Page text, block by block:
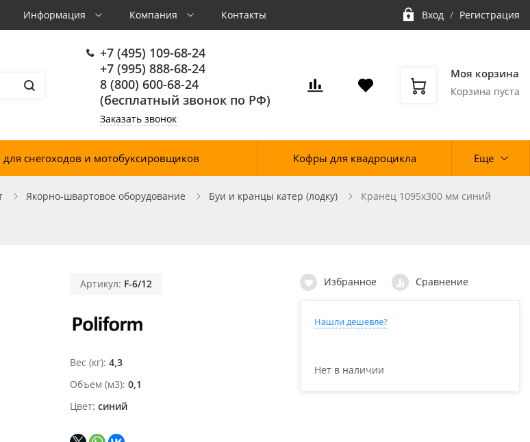
Информация Компания Контакты Вход / Регистрация
+7 (495) 109-68-24
+7 (995) 888-68-24
8 (800) 600-68-24
(бесплатный звонок по РФ)
Заказать звонок
Моя корзина
Корзина пуста
снегоходов и мотобуксировщиков Кофры для квадроцикла Еще
Якорно-швартовое оборудование Буи и кранцы катер (лодку) Кранец 1095х300 мм синий
Артикул: F-6/12
Вес (кг) 4,3
Объем (м3) 0,1
Цвет синий
Избранное Сравнение
Нашли дешевле?
Нет в наличии